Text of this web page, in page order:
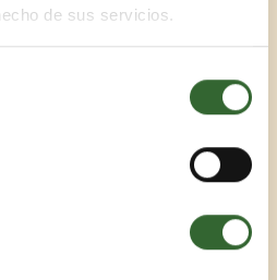
de sus servicios.
en todoterrenos, y relájate